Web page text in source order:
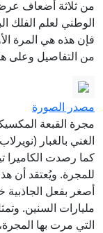
من ثلاثة أضعاف عرض
فإن هذه هي المرة
من التفاصيل وعلى
مصدر الصورة
مجرة القبعة
الغني بالغبار
كما رصدت الكاميرا
للمجرة. ويُعتقد أن
أصغر بفعل الجاذبية
مليارات السنين.
التي مرت بها